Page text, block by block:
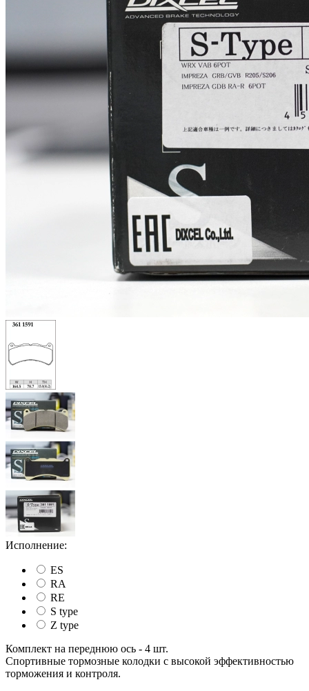
Исполнение:
ES
RA
RE
S type
Z type
Комплект на переднюю ось - 4 шт.
Спортивные тормозные колодки с высокой эффективностью
торможения и контроля.